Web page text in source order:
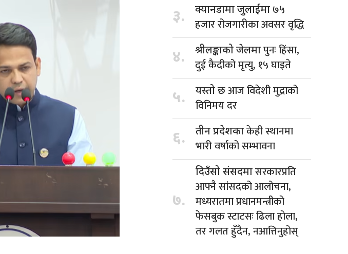
३. क्यानडामा जुलाईमा ७५
हजार रोजगारीका अवसर वृद्धि
४. श्रीलङ्काको जेलमापुनः हिंसा,
दुई कैदीको मृत्यु, १५ घाइते
५. यस्तो छआज विदेशी मुद्राको
विनिमय दर
६. तीन प्रदेशकाकेही स्थानमा
भारी वर्षाको सम्भावना
७.
दिउँसो संसदमासरकारप्रति
आफ्नै सांसदको आलोचना,
मध्यरातमा प्रधानमन्त्रीको
फेसबुक स्टाटसः ढिला होला,
तर गलत हुँदैन, नआत्तिनुहोस्